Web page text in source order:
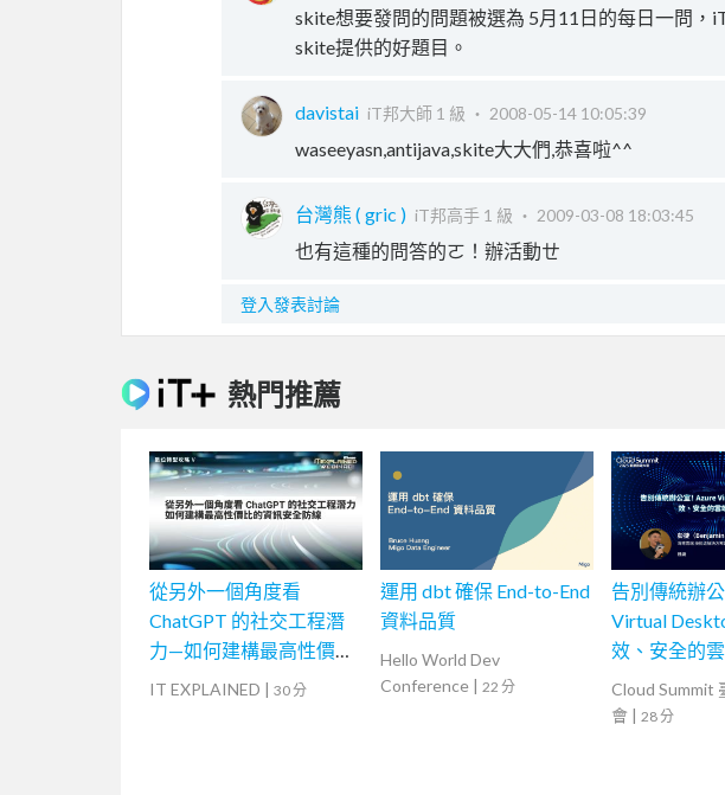
skite想要發問的問題被選為 5月11日的每日一問，
skite提供的好題目。
davistai iT邦大師 1 級 ‧ 2008-05-14 10:05:39
waseeyasn,antijava,skite大大們,恭喜啦^^
台灣熊 ( gric ) iT邦高手 1 級 ‧ 2009-03-08 18:03:45
也有這種的問答的ㄛ！辦活動ㄝ
登入發表討論
熱門推薦
從另外一個角度看
ChatGPT 的社交工程潛
力—如何建構最高性價比
的資訊安全防線
IT EXPLAINED | 30 分
運用 dbt 確保 End-to-End
資料品質
Hello World Dev
Conference | 22 分
告別傳統辦
Virtual
效、安全的
Cloud Summit
會 | 28 分